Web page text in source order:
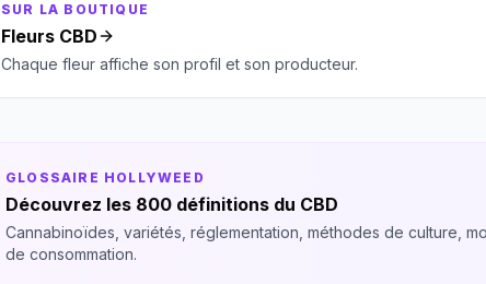
SUR LA BOUTIQUE
Fleurs CBD
Chaque fleur affiche son profil et son producteur.
GLOSSAIRE HOLLYWEED
Découvrez les 800 définitions du CBD
Cannabinoïdes, variétés, réglementation, méthodes de culture,
de consommation.